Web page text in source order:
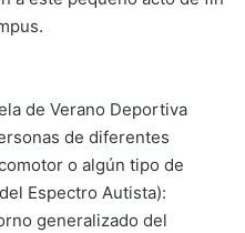
de Verano Deportiva
de diferentes
o algún tipo de
Espectro Autista):
generalizado del